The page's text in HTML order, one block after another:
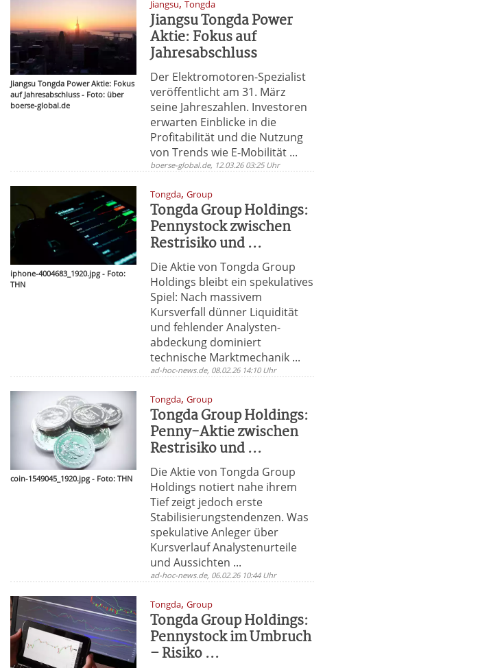
Jiangsu Tongda Power Aktie: Fokus
auf Jahresabschluss - Foto: über
boerse-global.de
Jiangsu,Tongda
Jiangsu Tongda Power
Aktie: Fokus auf
Jahresabschluss
Der Elektromotoren-Spezialist
veröffentlicht am 31. März
seine Jahreszahlen. Investoren
erwarten Einblicke in die
Profitabilität und die Nutzung
von Trends wie E-Mobilität ...
boerse-global.de, 12.03.26 03:25 Uhr
iphone-4004683_1920.jpg - Foto:
THN
Tongda,Group
Tongda Group Holdings:
Pennystock zwischen
Restrisiko und ...
Die Aktie von Tongda Group
Holdings bleibt ein spekulatives
Spiel: Nach massivem
Kursverfall dünner Liquidität
und fehlender Analysten­
abdeckung dominiert
technische Marktmechanik ...
ad-hoc-news.de, 08.02.26 14:10 Uhr
coin-1549045_1920.jpg - Foto: THN
Tongda,Group
Tongda Group Holdings:
Penny-Aktie zwischen
Restrisiko und ...
Die Aktie von Tongda Group
Holdings notiert nahe ihrem
Tief zeigt jedoch erste
Stabilisierungstendenzen. Was
spekulative Anleger über
Kursverlauf Analystenurteile
und Aussichten ...
ad-hoc-news.de, 06.02.26 10:44 Uhr
Tongda,Group
Tongda Group Holdings:
Pennystock im Umbruch
– Risiko ...